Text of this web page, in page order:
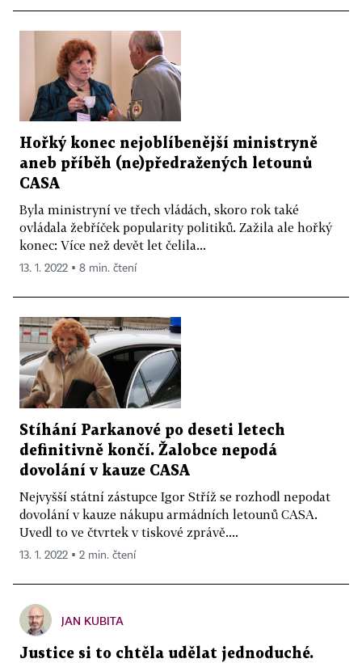
Hořký konec nejoblíbenější ministryně
aneb příběh (ne)předražených letounů
CASA
Byla ministryní ve třech vládách, skoro rok také
ovládala žebříček popularity politiků. Zažila ale hořký
konec: Více než devět let čelila...
13. 1. 2022 ▪ 8 min. čtení
Stíhání Parkanové po deseti letech
definitivně končí. Žalobce nepodá
dovolání v kauze CASA
Nejvyšší státní zástupce Igor Stříž se rozhodl nepodat
dovolání v kauze nákupu armádních letounů CASA.
Uvedl to ve čtvrtek v tiskové zprávě....
13. 1. 2022 ▪ 2 min. čtení
JAN KUBITA
Justice si to chtěla udělat jednoduché.